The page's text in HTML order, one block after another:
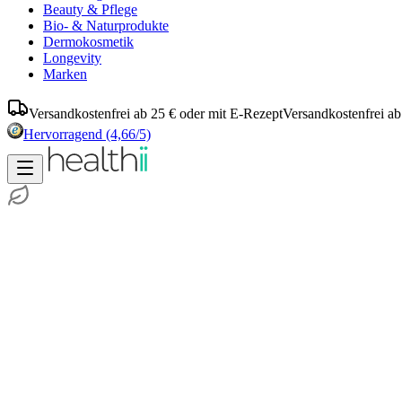
Beauty & Pflege
Bio- & Naturprodukte
Dermokosmetik
Longevity
Marken
Versandkostenfrei ab 25 € oder mit E-RezeptVersandkostenfrei
Hervorragend (4,66/5)